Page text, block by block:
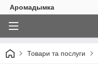
Аромадымка
Товари та послуги